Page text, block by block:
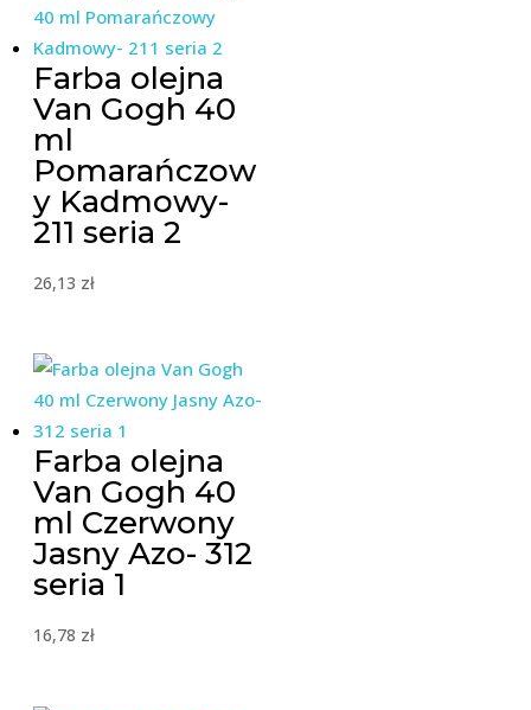
Farba olejna
Van Gogh 40
ml
Pomarańczow
y Kadmowy-
211 seria 2
26,13 zł
Farba olejna
Van Gogh 40
ml Czerwony
Jasny Azo- 312
seria 1
16,78 zł